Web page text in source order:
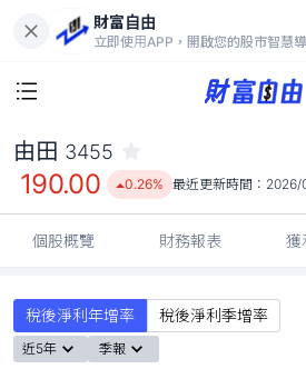
財富自由
立即使用APP，開啟您的股市智慧導
190.00
0.26%
由田 3455
190.00 0.26% 最近更新時間： 2026/
個股概覽 財務報表 獲
稅後淨利年增率 稅後淨利季增率
近5年 季報